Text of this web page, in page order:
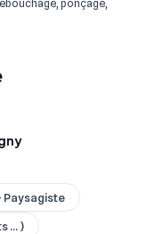
ponçage,
Paysagiste
... )